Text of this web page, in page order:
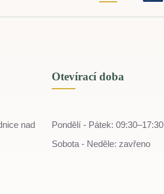
nad
Otevírací doba
Pondělí - Pátek: 09:30–17:30
Sobota - Neděle: zavřeno